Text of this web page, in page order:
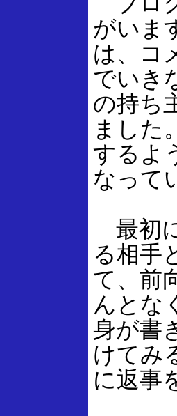
がいま
は、コ
でいき
の持ち
ました
するよ
なって
最初
る相手
て、前
んとな
身が書
けてみ
に返事